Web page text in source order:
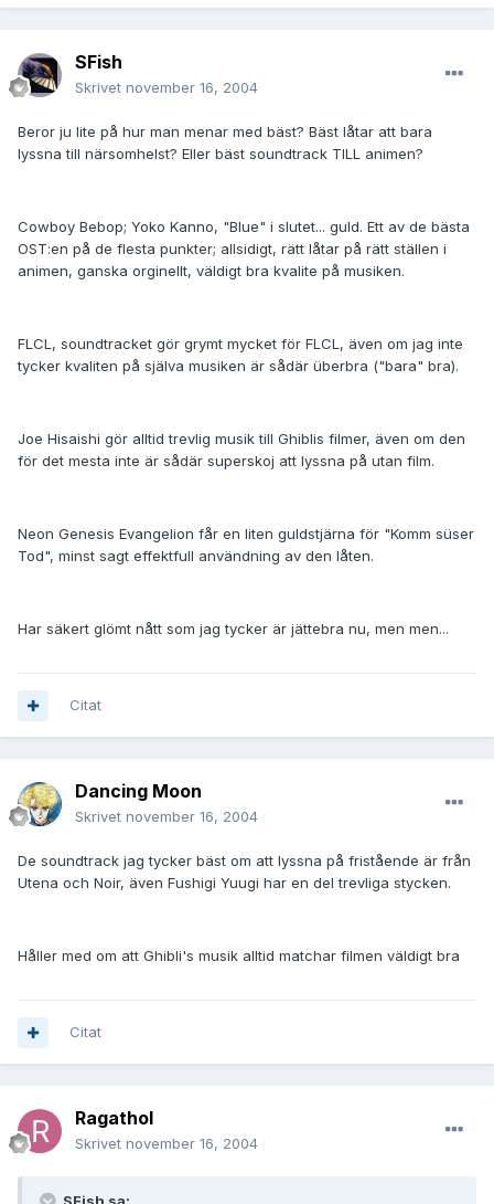
SFish
Skrivet november 16, 2004
Beror ju lite på hur man menar med bäst? Bäst låtar att bara
lyssna till närsomhelst? Eller bäst soundtrack TILL animen?
Cowboy Bebop; Yoko Kanno, "Blue" i slutet... guld. Ett av de bästa
OST:en på de flesta punkter; allsidigt, rätt låtar på rätt ställen i
animen, ganska orginellt, väldigt bra kvalite på musiken.
FLCL, soundtracket gör grymt mycket för FLCL, även om jag inte
tycker kvaliten på själva musiken är sådär überbra ("bara" bra).
Joe Hisaishi gör alltid trevlig musik till Ghiblis filmer, även om den
för det mesta inte är sådär superskoj att lyssna på utan film.
Neon Genesis Evangelion får en liten guldstjärna för "Komm süser
Tod", minst sagt effektfull användning av den låten.
Har säkert glömt nått som jag tycker är jättebra nu, men men...
Citat
Dancing Moon
Skrivet november 16, 2004
De soundtrack jag tycker bäst om att lyssna på fristående är från
Utena och Noir, även Fushigi Yuugi har en del trevliga stycken.
Håller med om att Ghibli's musik alltid matchar filmen väldigt bra
Citat
Ragathol
Skrivet november 16, 2004